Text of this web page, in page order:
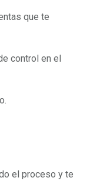
que te
control en el
el proceso y te